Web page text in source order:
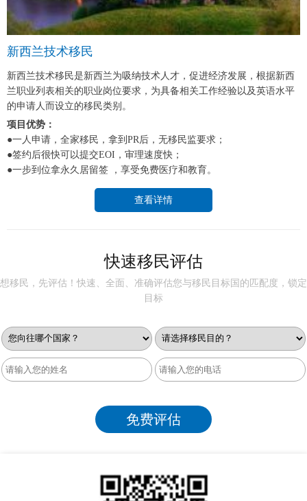
新西兰技术移民
新西兰技术移民是新西兰为吸纳技术人才，促进经济发展，根据新西
兰职业列表相关的职业岗位要求，为具备相关工作经验以及英语水平
的申请人而设立的移民类别。
项目优势：
●一人申请，全家移民，拿到PR后，无移民监要求；
●签约后很快可以提交EOI，审理速度快；
●一步到位拿永久居留签 ，享受免费医疗和教育。
查看详情
快速移民评估
想移民，先评估！快速、全面、准确评估您与移民目标国的匹配度，锁定
目标